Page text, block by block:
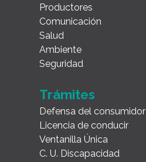
Productores
Comunicación
Salud
Ambiente
Seguridad
Trámites
Defensa del consumidor
Licencia de conducir
Ventanilla Única
C. U. Discapacidad